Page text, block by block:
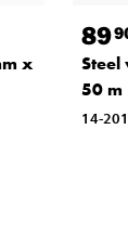
x
89
Steel
50 m
14-